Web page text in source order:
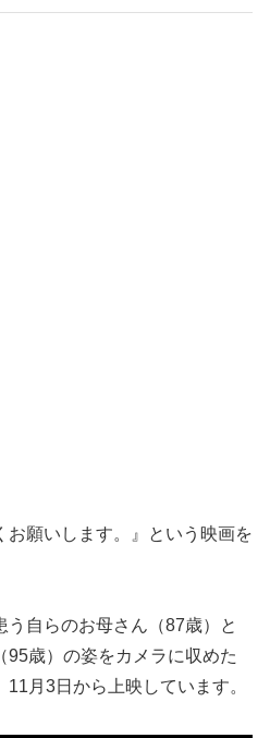
お願いします。』という映画を
自らのお母さん（87歳）と
95歳）の姿をカメラに収めた
11月3日から上映しています。